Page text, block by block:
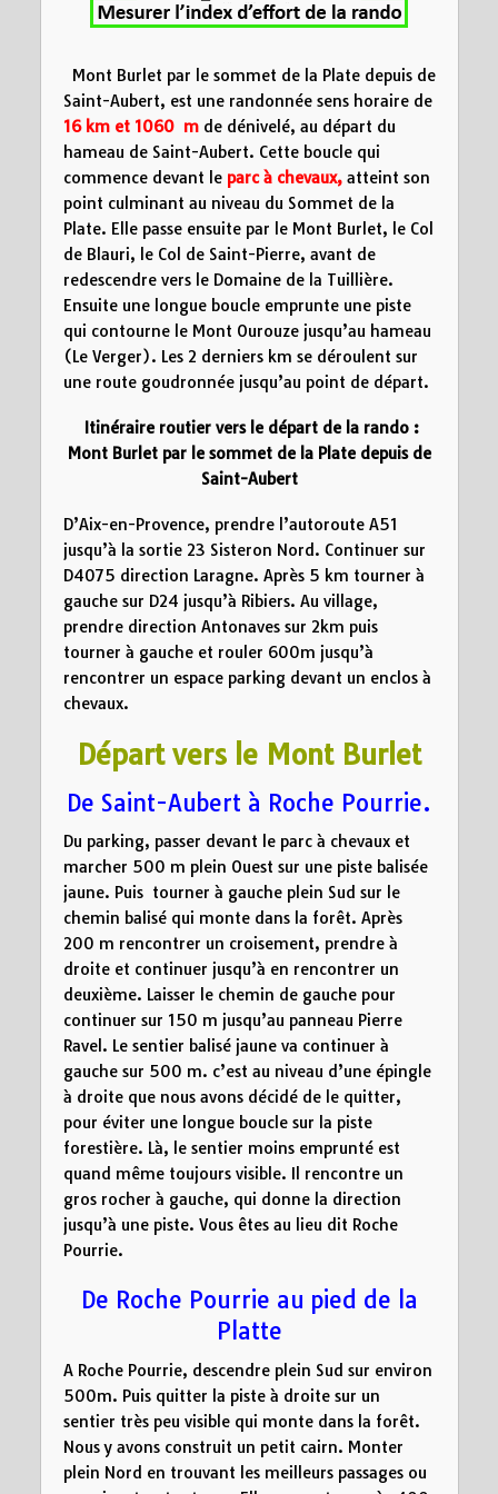
15
Distance (km)
Mont Burlet par le sommet de la Plate depuis de
Saint-Aubert, est une randonnée sens horaire de
16 kmet 1060 m de dénivelé, au départ du
hameau de Saint-Aubert. Cette boucle qui
commence devant le parc à chevaux,atteint son
point culminant au niveau du Sommet de la
Plate. Elle passe ensuite par le Mont Burlet, le Col
de Blauri, le Col de Saint-Pierre, avant de
redescendre vers le Domaine de la Tuillière.
Ensuite une longue boucle emprunte une piste
qui contourne le Mont Ourouze jusqu’au hameau
(Le Verger). Les 2 derniers km se déroulent sur
une route goudronnée jusqu’au point de départ.
Itinéraire routier vers le départ de la rando :
Mont Burlet par le sommet de la Plate depuis de
Saint-Aubert
D’Aix-en-Provence, prendre l’autoroute A51
jusqu’à la sortie 23 Sisteron Nord. Continuer sur
D4075 direction Laragne. Après 5 km tourner à
gauche sur D24 jusqu’à Ribiers. Au village,
prendre direction Antonaves sur 2km puis
tourner à gauche et rouler 600m jusqu’à
rencontrer un espace parking devant un enclos à
chevaux.
Départ vers le Mont Burlet
De Saint-Aubert à Roche Pourrie.
Du parking, passer devant le parc à chevaux et
marcher 500 m plein Ouest sur une piste balisée
jaune. Puis tourner à gauche plein Sud sur le
chemin balisé qui monte dans la forêt. Après
200 m rencontrer un croisement, prendre à
droite et continuer jusqu’à en rencontrer un
deuxième. Laisser le chemin de gauche pour
continuer sur 150 m jusqu’au panneau Pierre
Ravel. Le sentier balisé jaune va continuer à
gauche sur 500 m. c’est au niveau d’une épingle
à droite que nous avons décidé de le quitter,
pour éviter une longue boucle sur la piste
forestière. Là, le sentier moins emprunté est
quand même toujours visible. Il rencontre un
gros rocher à gauche, qui donne la direction
jusqu’à une piste. Vous êtes au lieu dit Roche
Pourrie.
De Roche Pourrie au pied de la
Platte
A Roche Pourrie, descendre plein Sud sur environ
500m. Puis quitter la piste à droite sur un
sentier très peu visible qui monte dans la forêt.
Nous y avons construit un petit cairn. Monter
plein Nord en trouvant les meilleurs passages ou